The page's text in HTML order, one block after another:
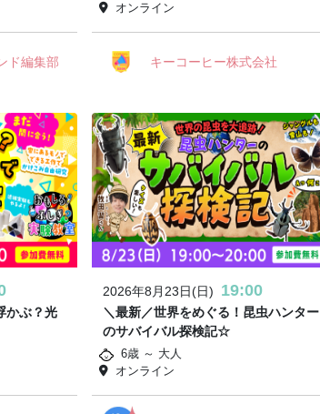
ド編集部
オンライン
キーコーヒー株式会社
かぶ？光
2026年8月23日(日) 19:00
＼最新／世界をめぐる！昆虫ハンター
のサバイバル探検記☆
6歳 ～ 大人
オンライン